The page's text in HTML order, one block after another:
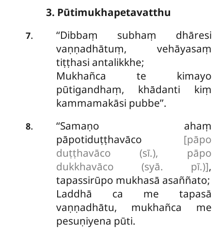
3. Pūtimukhapetavatthu
7.
‘‘Dibbaṃ subhaṃ dhāresi
vaṇṇadhātuṃ, vehāyasaṃ
tiṭṭhasi antalikkhe;
Mukhañca te kimayo
pūtigandhaṃ, khādanti kiṃ
kammamakāsi pubbe’’.
8.
‘‘Samaṇo ahaṃ
pāpotiduṭṭhavāco [pāpo
duṭṭhavāco (sī.), pāpo
dukkhavāco (syā. pī.)],
tapassirūpo mukhasā asaññato;
Laddhā ca me tapasā
vaṇṇadhātu, mukhañca me
pesuṇiyena pūti.